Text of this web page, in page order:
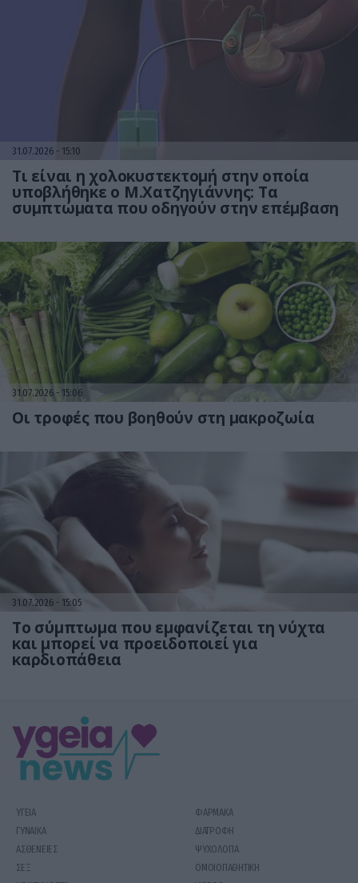
31.07.2026 15:10
Τι είναι η χολοκυστεκτομή στην οποία
υποβλήθηκε ο Μ.Χατζηγιάννης: Tα
συμπτώματα που οδηγούν στην επέμβαση
31.07.2026 15:06
Οι τροφές που βοηθούν στη μακροζωία
31.07.2026 15:05
Το σύμπτωμα που εμφανίζεται τη νύχτα
και μπορεί να προειδοποιεί για
καρδιοπάθεια
ΥΓΕΙΑ
ΦΑΡΜΑΚΑ
ΓΥΝΑΙΚΑ
ΔΙΑΤΡΟΦΗ
ΑΣΘΕΝΕΙΕΣ
ΨΥΧΟΛΟΓΙΑ
ΣΕΞ
ΟΜΟΙΟΠΑΘΗΤΙΚΗ